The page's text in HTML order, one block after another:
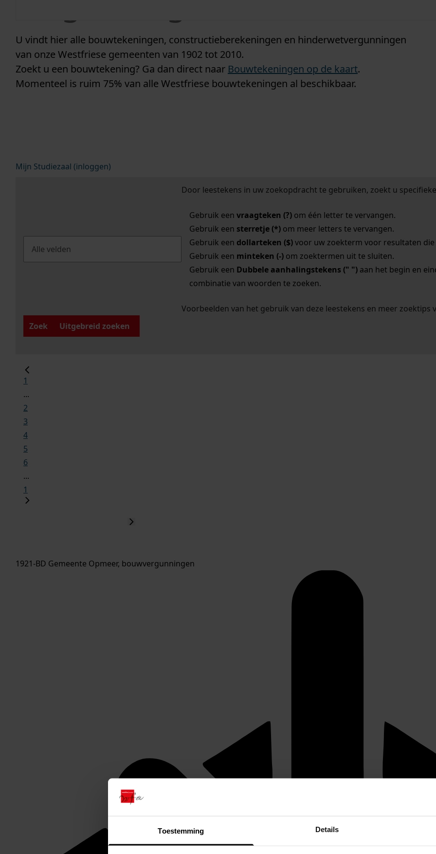
Toestemming Details
U vindt hier alle bouwtekeningen, constructieberekeningen en hinderwetvergunningen
van onze Westfriese gemeenten van 1902 tot 2010.
Zoekt u een bouwtekening? Ga dan direct naar Bouwtekeningen op de kaart.
Momenteel is ruim 75% van alle Westfriese bouwtekeningen al beschikbaar.
Mijn Studiezaal (inloggen)
Door leestekens in uw zoekopdracht te gebruiken, zoekt u
Gebruik een vraagteken (?)om één letter te vervangen.
Gebruik een sterretje (*)om meer letters te vervangen.
Gebruik een dollarteken ($)voor uw zoekterm voor resultaten die
Gebruik een minteken (-)om zoektermen uit te sluiten.
Gebruik een Dubbele aanhalingstekens (" ")aan het begin en
combinatie van woorden te zoeken.
Voorbeelden van het gebruik van deze leestekens en meer zoektips
Zoek
Uitgebreid zoeken
1
...
2
3
4
5
6
...
1
1921-BD Gemeente Opmeer, bouwvergunningen